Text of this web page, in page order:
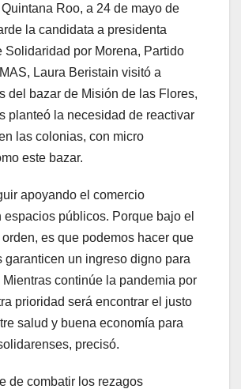
Roo, a 24 de mayo de
la candidata a presidenta
Solidaridad por Morena, Partido
Laura Beristain visitó a
del bazar de Misión de las Flores,
planteó la necesidad de reactivar
las colonias, con micro
este bazar.
apoyando el comercio
espacios públicos. Porque bajo el
es que podemos hacer que
garanticen un ingreso digno para
continúe la pandemia por
prioridad será encontrar el justo
salud y buena economía para
precisó.
de combatir los rezagos